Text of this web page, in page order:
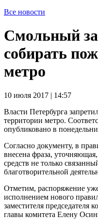
Все новости
Смольный
собирать
метро
10 июля 2017 | 14:57
Власти Петербурга
территории метро.
опубликовано в
Согласно документу, в
внесена фраза,
средств не только
благотворительной
Отметим, распоряжение
исполнением нового
заместителя председателя
главы комитета Елену